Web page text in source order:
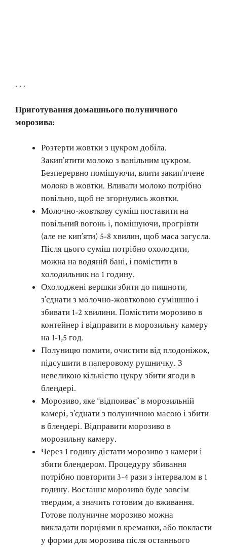
. . .
Приготування домашнього полуничного
морозива:
Розтерти жовтки з цукром добіла.
Закип’ятити молоко з ванільним цукром.
Безперервно помішуючи, влити закип’ячене
молоко в жовтки. Вливати молоко потрібно
повільно, щоб не згорнулись жовтки.
Молочно-жовткову суміш поставити на
повільний вогонь і, помішуючи, прогрівти
(але не кип’яти) 5-8 хвилин, щоб маса загусла.
Після цього суміш потрібно охолодити,
можна на водяній бані, і помістити в
холодильник на 1 годину.
Охолоджені вершки збити до пишноти,
з’єднати з молочно-жовтковою сумішшю і
збивати 1-2 хвилини. Помістити морозиво в
контейнер і відправити в морозильну камеру
на 1-1,5 год.
Полуницю помити, очистити від плодоніжок,
підсушити в паперовому рушничку. З
невеликою кількістю цукру збити ягоди в
блендері.
Морозиво, яке “відпоиває” в морозильній
камері, з’єднати з полуничною масою і збити
в блендері. Відправити морозиво в
морозильну камеру.
Через 1 годину дістати морозиво з камери і
збити блендером. Процедуру збивання
потрібно повторити 3-4 рази з інтервалом в 1
годину. Востаннє морозиво буде зовсім
твердим, а значить готовим до вживання.
Готове полуничне морозиво можна
викладати порціями в креманки, або покласти
у форми для морозива після останнього